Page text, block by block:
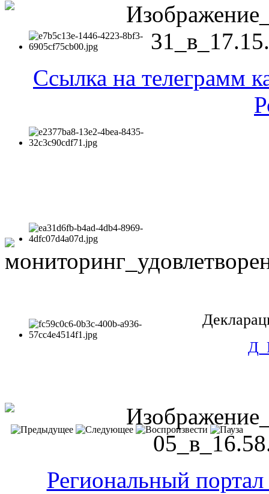
Ссылка на телеграмм
Региональный